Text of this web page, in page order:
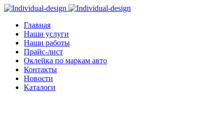
Главная
Наши услуги
Наши работы
Прайс-лист
Оклейка по маркам авто
Контакты
Новости
Каталоги